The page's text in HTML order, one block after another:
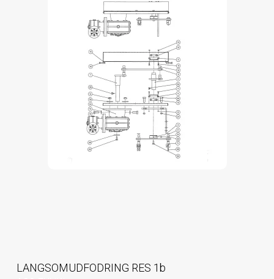
LANGSOMUDFODRING RES 1b